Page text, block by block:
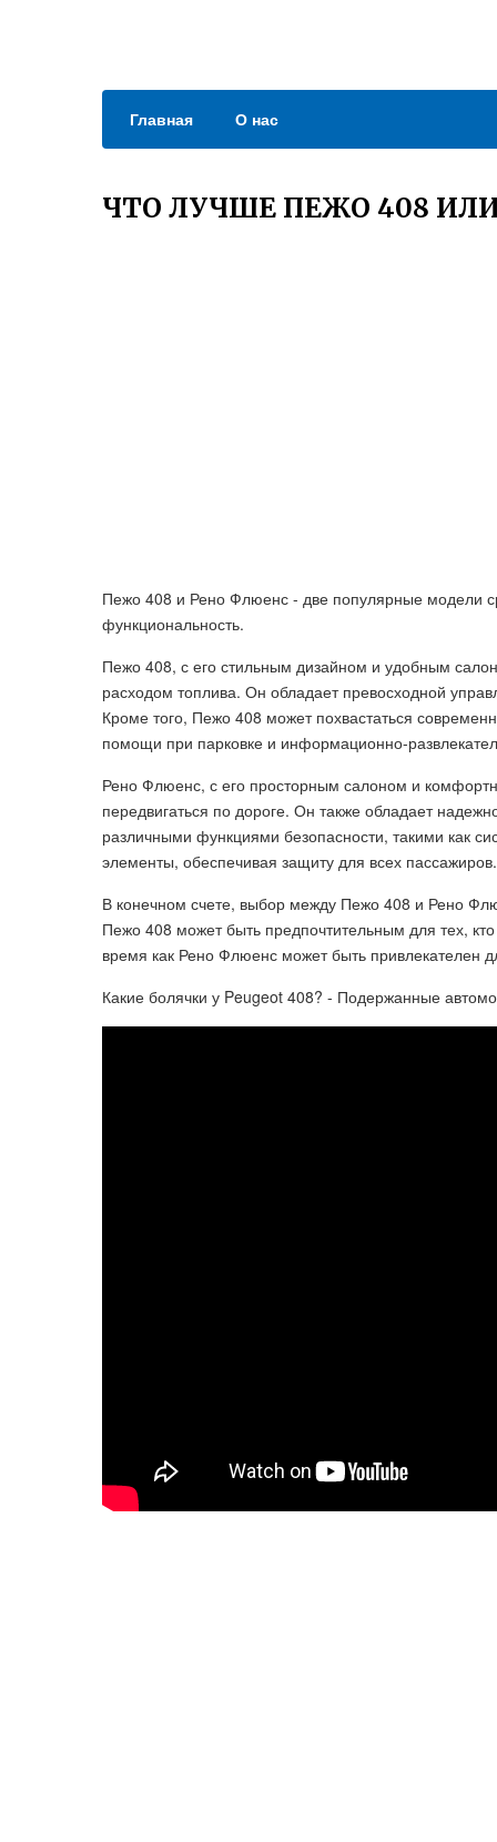
Главная О нас
ЧТО ЛУЧШЕ ПЕЖО 408
Пежо 408 и Рено Флюенс - две популярные модели
функциональность.
Пежо 408, с его стильным дизайном и удобным
расходом топлива. Он обладает превосходной
Кроме того, Пежо 408 может похвастаться
помощи при парковке и информационно-
Рено Флюенс, с его просторным салоном и
передвигаться по дороге. Он также обладает
различными функциями безопасности, такими как
элементы, обеспечивая защиту для всех пассажиров.
В конечном счете, выбор между Пежо 408 и Рено
Пежо 408 может быть предпочтительным для тех,
время как Рено Флюенс может быть привлекателен
Какие болячки у Peugeot 408? - Подержанные